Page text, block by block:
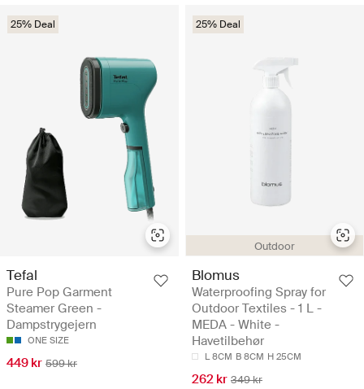
25% Deal
Tefal
Pure Pop Garment
Steamer Green -
Dampstrygejern
ONE SIZE
449 kr 599 kr
Outdoor
25% Deal
Blomus
Waterproofing Spray for
Outdoor Textiles - 1 L -
MEDA - White -
Havetilbehør
L 8CM B 8CM H 25CM
262 kr 349 kr